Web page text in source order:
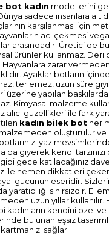
bot kadın modellerini
sadece insanlara ait
karşılanması için
acı çekmesi
arasındadır. Üretici de
ürünler kullanmaz. Deri
Hayvanlara zarar
Ayaklar botların
terlemez, uzun süre
üzerine yapılan
Kimyasal malzeme
alıcı güzellikleri ile fark
kadın bilek bot her
oluşturulur ve
yaz
da giyerek kendi
gece katılacağınız
ile hemen dikkatleri
gücünün eseridir.
yaratıcılığı sınırsızdır.
uzun yıllar kullanılır.
kadınların kendini özel
bulunan eşsiz
sağlar.